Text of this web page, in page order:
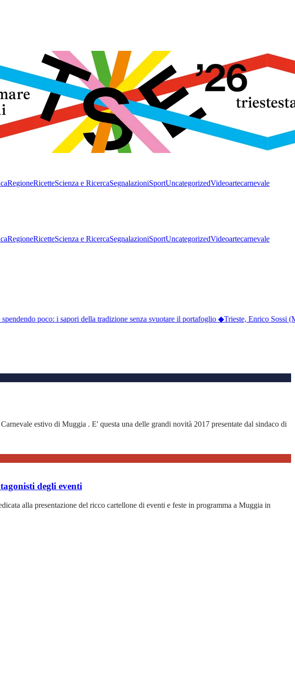
RegioneRicetteScienza e RicercaSegnalazioniSportUncategorizedVideoartecarnevale
RegioneRicetteScienza e RicercaSegnalazioniSportUncategorizedVideoartecarnevale
poco: i sapori della tradizione senza svuotare il portafoglio◆Trieste, Enrico Sossi
estivo di Muggia . E' questa una delle grandi novità 2017 presentate dal sindaco di
degli eventi
alla presentazione del ricco cartellone di eventi e feste in programma a Muggia in